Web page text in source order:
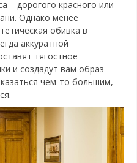
– дорогого красного или
Однако менее
обивка в
аккуратной
тягостное
и создадут вам образ
чем-то большим,